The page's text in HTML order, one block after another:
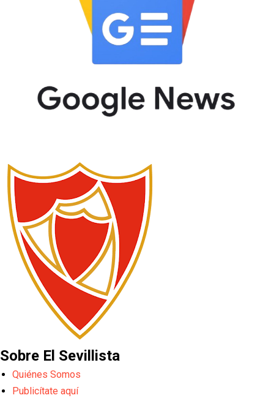
Sobre El Sevillista
Quiénes Somos
Publicítate aquí